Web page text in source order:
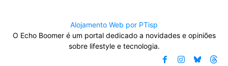
Alojamento Web por PTisp
O Echo Boomer é um portal dedicado a novidades e opiniões
sobre lifestyle e tecnologia.